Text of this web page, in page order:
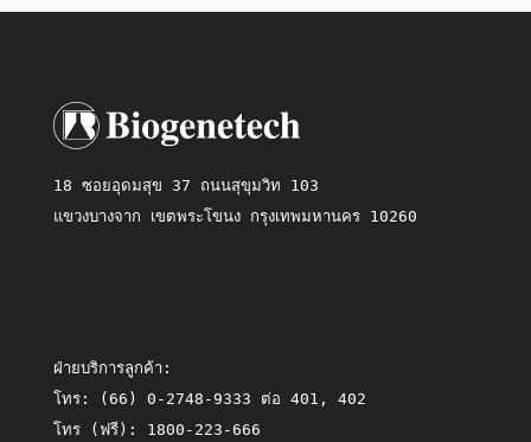
18 ซอยอุดมสุข 37 ถนนสุขุมวิท 103
แขวงบางจาก เขตพระโขนง กรุงเทพมหานคร 10260
ฝ่ายบริการลูกค้า:
โทร:
(66) 0-2748-9333 ต่อ 401, 402
โทร (ฟรี): 1800-223-666